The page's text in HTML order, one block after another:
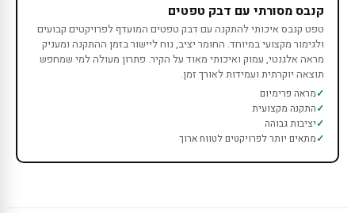
קנבס מסורתי עם דבק טפטים
טפט קנבס איכותי להתקנה עם דבק טפטים המועדף לפרויקטים קבועים
ולגימור מקצועי במיוחד. החומר יציב, נוח ליישור בזמן ההתקנה ומעניק
מראה אלגנטי, עמוק ואיכותי מאוד על הקיר. פתרון מעולה למי שמחפש
תוצאה יוקרתית ועמידות לאורך זמן.
מראה פרימיום
התקנה מקצועית
יציבות גבוהה
מתאים יותר לפרויקטים לטווח ארוך